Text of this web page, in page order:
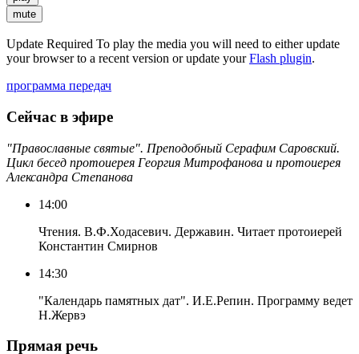
mute
Update Required To play the media you will need to either update
your browser to a recent version or update yourFlash plugin.
программа передач
Сейчас в эфире
"Православные святые". Преподобный Серафим Саровский.
Цикл бесед протоиерея Георгия Митрофанова и протоиерея
Александра Степанова
14:00
Чтения. В.Ф.Ходасевич. Державин. Читает протоиерей
Константин Смирнов
14:30
"Календарь памятных дат". И.Е.Репин. Программу ведет
Н.Жервэ
Прямая речь